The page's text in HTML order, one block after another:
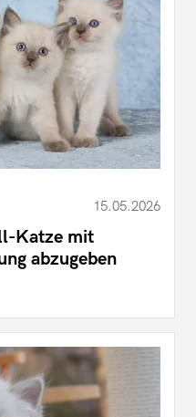
15.05.2026
Katze mit
abzugeben